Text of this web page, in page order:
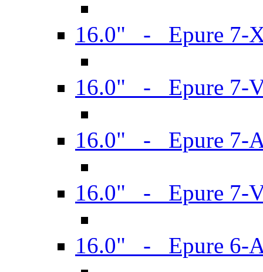
16.0" - Epure 7-
16.0" - Epure 7-
16.0" - Epure 7-
16.0" - Epure 7-
16.0" - Epure 6-